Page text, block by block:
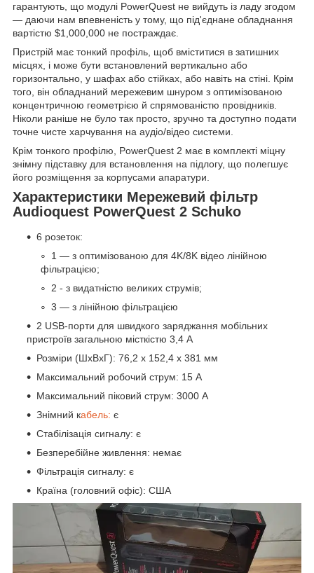
гарантують, що модулі PowerQuest не вийдуть із ладу згодом
— даючи нам впевненість у тому, що під'єднане обладнання
вартістю $1,000,000 не постраждає.
Пристрій має тонкий профіль, щоб вміститися в затишних
місцях, і може бути встановлений вертикально або
горизонтально, у шафах або стійках, або навіть на стіні. Крім
того, він обладнаний мережевим шнуром з оптимізованою
концентричною геометрією й спрямованістю провідників.
Ніколи раніше не було так просто, зручно та доступно подати
точне чисте харчування на аудіо/відео системи.
Крім тонкого профілю, PowerQuest 2 має в комплекті міцну
знімну підставку для встановлення на підлогу, що полегшує
його розміщення за корпусами апаратури.
Характеристики Мережевий фільтр
Audioquest PowerQuest 2 Schuko
6 розеток:
1 — з оптимізованою для 4K/8K відео лінійною
фільтрацією;
2 - з видатністю великих струмів;
3 — з лінійною фільтрацією
2 USB-порти для швидкого заряджання мобільних
пристроїв загальною місткістю 3,4 А
Розміри (ШхВхГ): 76,2 x 152,4 x 381 мм
Максимальний робочий струм: 15 А
Максимальний піковий струм: 3000 А
Знімний кабель: є
Стабілізація сигналу: є
Безперебійне живлення: немає
Фільтрація сигналу: є
Країна (головний офіс): США